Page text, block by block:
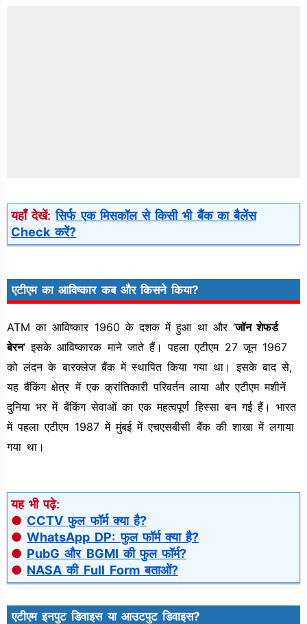
यहाँ देखें:सिर्फ एक मिसकॉल से किसी भी बैंक का बैलेंस
Check करें?
एटीएम का आविष्कार कब और किसने किया?
ATM का आविष्कार 1960 के दशक में हुआ था और ‘जॉन शेफर्ड
बेरन‘ इसके आविष्कारक माने जाते हैं। पहला एटीएम 27 जून 1967
को लंदन के बारक्लेज बैंक में स्थापित किया गया था। इसके बाद से,
यह बैंकिंग क्षेत्र में एक क्रांतिकारी परिवर्तन लाया और एटीएम मशीनें
दुनिया भर में बैंकिंग सेवाओं का एक महत्वपूर्ण हिस्सा बन गई हैं। भारत
में पहला एटीएम 1987 में मुंबई में एचएसबीसी बैंक की शाखा में लगाया
गया था।
यह भी पढ़े:
● CCTV फुल फॉर्म क्या है?
●WhatsApp DP: फुल फॉर्म क्या है?
● PubG और BGMI की फुल फॉर्म?
● NASA की Full Form बताओं?
एटीएम इनपुट डिवाइस या आउटपुट डिवाइस?